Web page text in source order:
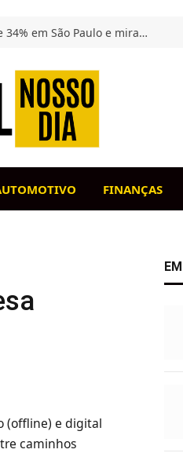
Roubo de cargas no Brasil cai mais de 34% em São Paulo e mira carga de alto valor
FINANÇAS
(offline) e digital
caminhos